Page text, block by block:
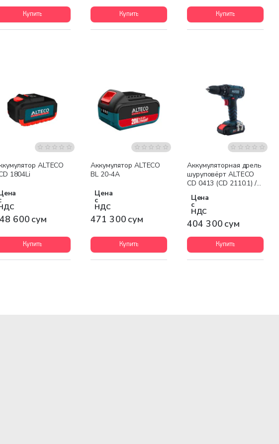
Купить Купить Купить
ALTECO
1804Li
600 сум
Купить
Аккумулятор ALTECO
BL 20-4A
Цена
с
НДС
471 300 сум
Купить
Аккумуляторная дрель
шуруповёрт ALTECO
CD 0413 (CD 2110.1) /
Цена
с
НДС
404 300 сум
Купить